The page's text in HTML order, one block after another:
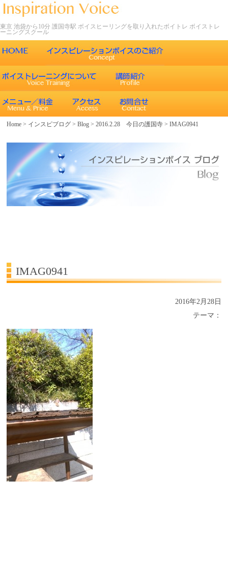
東京 池袋から10分 護国寺駅 ボイスヒーリングを取り入れたボイトレ ボイストレ
ーニングスクール
ごあいさつ
インスピレーションボイスの特徴
エネルギーワークとヒーリング効果
ボイスヒーリング
声について
インスピレーションボイスのボイストレーニング
インスピレーションボイスのボイスメソッド
レッスン内容
コース紹介
歌うことの効果
Home > インスピブログ >Blog >2016.2.28 今日の護国寺 >IMAG0941
IMAG0941
2016年2月28日
テーマ：